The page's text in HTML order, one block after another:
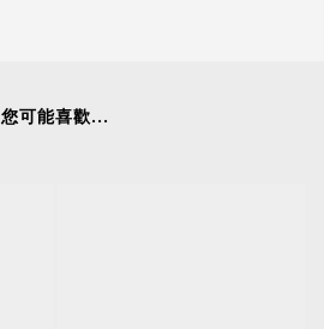
您可能喜歡...